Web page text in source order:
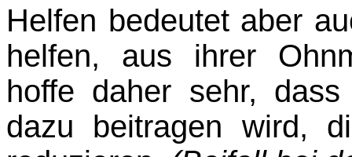
Helfen bedeutet aber
helfen, aus ihrer
hoffe daher sehr,
dazu beitragen wird,